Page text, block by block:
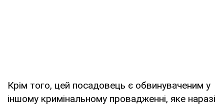
Крім того, цей посадовець є обвинуваченим у
іншому кримінальному провадженні, яке наразі